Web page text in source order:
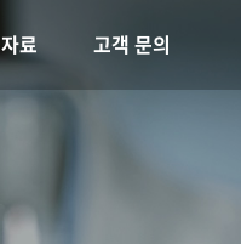
료 고객 문의